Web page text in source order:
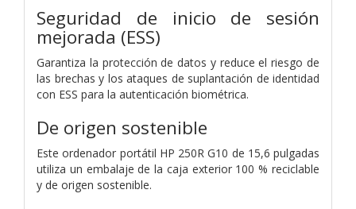
Seguridad de inicio de sesión
mejorada (ESS)
Garantiza la protección de datos y reduce el riesgo de
las brechas y los ataques de suplantación de identidad
con ESS para la autenticación biométrica.
De origen sostenible
Este ordenador portátil HP 250R G10 de 15,6 pulgadas
utiliza un embalaje de la caja exterior 100 % reciclable
y de origen sostenible.